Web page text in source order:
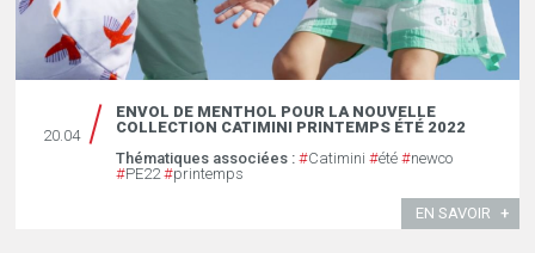
20.04
ENVOL DE MENTHOL POUR LA NOUVELLE
COLLECTION CATIMINI PRINTEMPS ÉTÉ 2022
Thématiques associées : #Catimini #été #newco
#PE22 #printemps
EN SAVOIR